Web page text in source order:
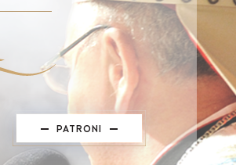
PATRONI